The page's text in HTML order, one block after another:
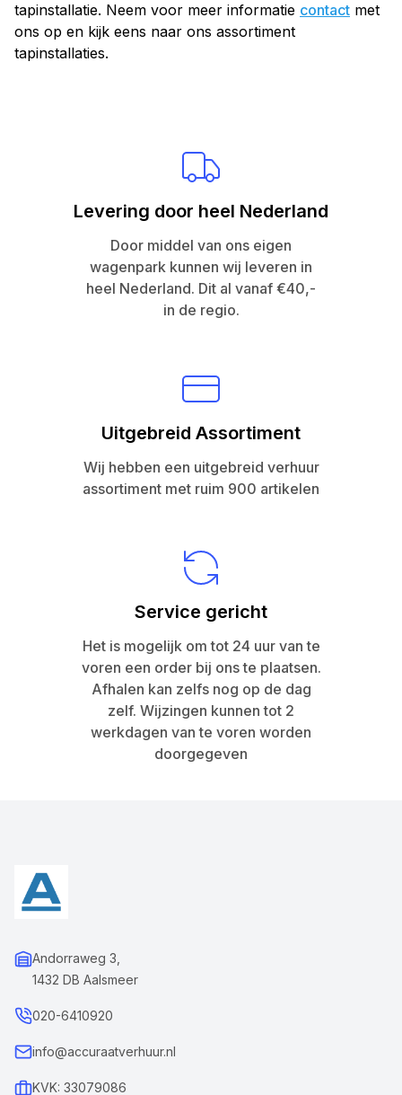
tapinstallatie. Neem voor meer informatie contact met
ons op en kijk eens naar ons assortiment
tapinstallaties.
Levering door heel Nederland
Door middel van ons eigen
wagenpark kunnen wij leveren in
heel Nederland. Dit al vanaf €40,-
in de regio.
Uitgebreid Assortiment
Wij hebben een uitgebreid verhuur
assortiment met ruim 900 artikelen
Service gericht
Het is mogelijk om tot 24 uur van te
voren een order bij ons te plaatsen.
Afhalen kan zelfs nog op de dag
zelf. Wijzingen kunnen tot 2
werkdagen van te voren worden
doorgegeven
Andorraweg 3,
1432 DB Aalsmeer
020-6410920
info@accuraatverhuur.nl
KVK: 33079086